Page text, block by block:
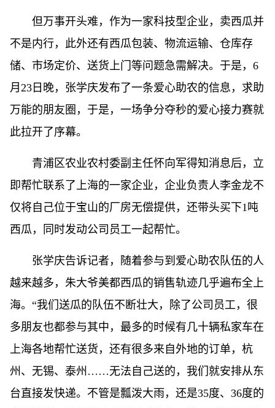
但万事开头难，作为一家科技型企业，卖西瓜并
不是内行，此外还有西瓜包装、物流运输、仓库存
储、市场定价、送货上门等问题急需解决。于是，6
月23日晚，张学庆发布了一条爱心助农的信息，求助
万能的朋友圈，于是，一场争分夺秒的爱心接力赛就
此拉开了序幕。
青浦区农业农村委副主任怀向军得知消息后，立
即帮忙联系了上海的一家企业，企业负责人李金龙不
仅将自己位于宝山的厂房无偿提供，还带头买下1吨
西瓜，同时发动公司员工一起帮忙。
张学庆告诉记者，随着参与到爱心助农队伍的人
越来越多，朱大爷美都西瓜的销售轨迹几乎遍布全上
海。“我们送瓜的队伍不断壮大，除了公司员工，很
多朋友也都参与其中，最多的时候有几十辆私家车在
上海各地帮忙送货，还有很多来自外地的订单，杭
州、无锡、泰州……无法自己送的，我们就安排从东
台直接发快递。不管是瓢泼大雨，还是35度、36度的